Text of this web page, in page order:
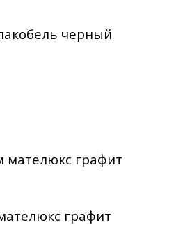
черный
мателюкс графит
графит